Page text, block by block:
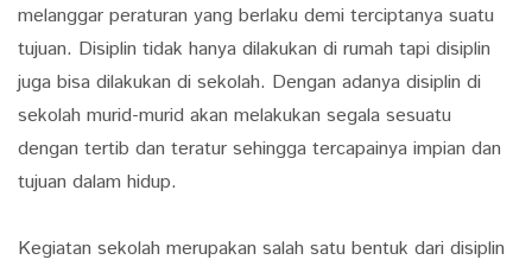
melanggar peraturan yang berlaku demi terciptanya suatu
tujuan. Disiplin tidak hanya dilakukan di rumah tapi disiplin
juga bisa dilakukan di sekolah. Dengan adanya disiplin di
sekolah murid-murid akan melakukan segala sesuatu
dengan tertib dan teratur sehingga tercapainya impian dan
tujuan dalam hidup.
Kegiatan sekolah merupakan salah satu bentuk dari disiplin